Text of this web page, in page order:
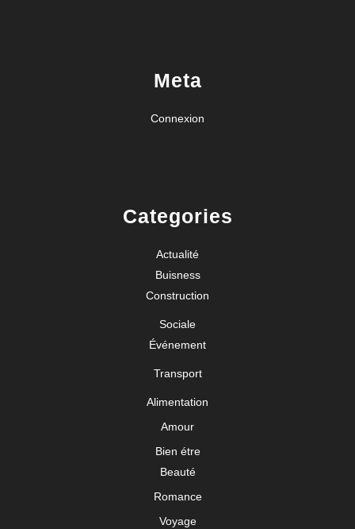
Meta
Connexion
Categories
Actualité
Buisness
Construction
Sociale
Événement
Transport
Alimentation
Amour
Bien étre
Beauté
Romance
Voyage